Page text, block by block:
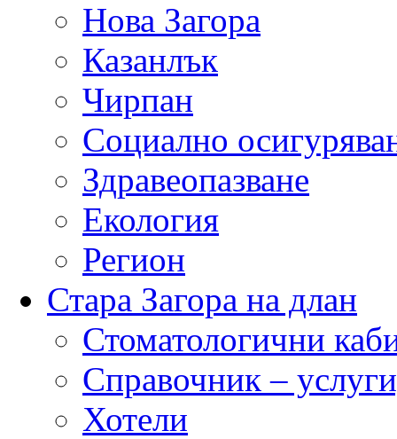
Нова Загора
Казанлък
Чирпан
Социално
Здравеопазване
Екология
Регион
Стара Загора на длан
Стоматологични
Справочник –
Хотели